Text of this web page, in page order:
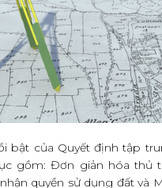
bật của Quyết định tập
gồm: Đơn giản hóa thủ
quyền sử dụng đất và